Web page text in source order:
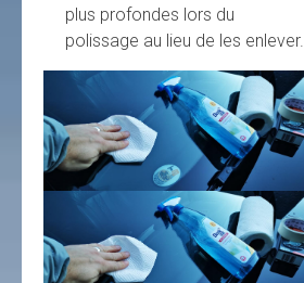
plus profondes lors du
polissage au lieu de les enlever.